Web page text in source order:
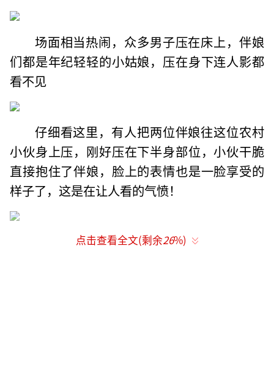
场面相当热闹，众多男子压在床上，伴娘
们都是年纪轻轻的小姑娘，压在身下连人影都
看不见
仔细看这里，有人把两位伴娘往这位农村
小伙身上压，刚好压在下半身部位，小伙干脆
直接抱住了伴娘，脸上的表情也是一脸享受的
样子了，这是在让人看的气愤！
周围的人看到小伙这个样子，都是男人估
点击查看全文(剩余26%)